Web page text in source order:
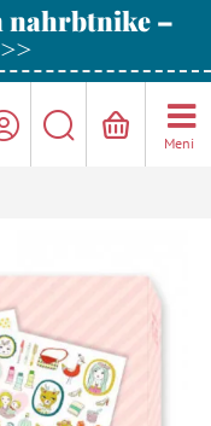
nahrbtnike –
Meni